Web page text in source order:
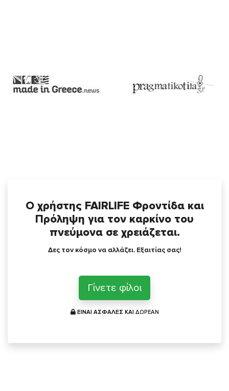
Ο χρήστης FAIRLIFE Φροντίδα και
Πρόληψη για τον καρκίνο του
πνεύμονα σε χρειάζεται.
Δες τον κόσμο να αλλάζει. Εξαιτίας σας!
Γίνετε φίλοι
ΕΙΝΑΙ ΑΣΦΑΛΕΣ ΚΑΙ ΔΩΡΕΑΝ